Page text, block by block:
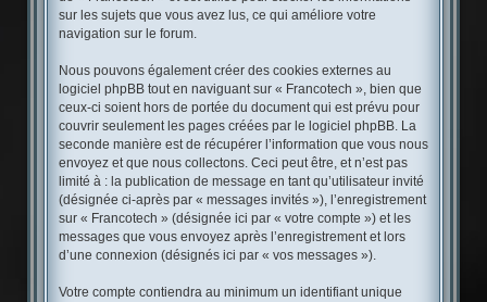
sur les sujets que vous avez lus, ce qui améliore votre
navigation sur le forum.
Nous pouvons également créer des cookies externes au
logiciel phpBB tout en naviguant sur « Francotech », bien que
ceux-ci soient hors de portée du document qui est prévu pour
couvrir seulement les pages créées par le logiciel phpBB. La
seconde manière est de récupérer l’information que vous nous
envoyez et que nous collectons. Ceci peut être, et n’est pas
limité à : la publication de message en tant qu’utilisateur invité
(désignée ci-après par « messages invités »), l’enregistrement
sur « Francotech » (désignée ici par « votre compte ») et les
messages que vous envoyez après l’enregistrement et lors
d’une connexion (désignés ici par « vos messages »).
Votre compte contiendra au minimum un identifiant unique